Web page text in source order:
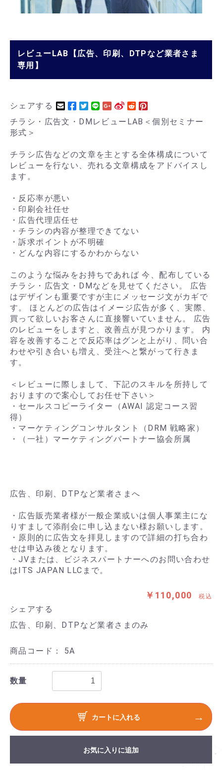
レビューLAB【広告、印刷、DTPなど業者さま
専用】
シェアする
チラシ・広告文・DMレビューLAB＜個別セミナー
形式＞
チラシ広告などの文章を主とする全体構成について
レビューを行ない、売れる文章構成をアドバイスし
ます。
・反応率が悪い
・印刷会社任せ
・広告代理店任せ
・チラシの内容が整理できてない
・訴求ポイントが不明確
・どんな内容にするかわからない
このような悩みをお持ちであれば 今、配布している
チラシ・広告文・DMなどを見せてください。 広告
はデザインも重要ですが主にメッセージ文がカギで
す。 ほとんどの広告はイメージ広告が多く、実際、
買って欲しいお客さんに直接響いていません。 広告
のレビューをしますと、改善点が見つかります。 内
容を改善することで反応率はグンと上がり、問い合
わせや引き合いも増え、受注へと繋がって行きま
す。
＜レビューに際しまして、下記のスキルを所持して
おりますので案心してお任せ下さい＞
・セールスコピーライター（AWAI 認定コース習
得）
・マーケティングコンサルタント（DRM 戦略家）
・（一社）マーケティングパートナー協会所属
広告、印刷、DTPなど業者さまへ
・広告販売業者様が一般企業或いは個人事業主にな
りすまして添削会に申し込まない様お願いします。
・原則的に広告文を拝見しますので詳細の打ち合わ
せは申込み後となります。
・JVまたは、ビジネスパートナーへのお問い合わせ
はITS JAPAN LLCまで。
￥110,000 税込
シェアする
広告、印刷、DTPなど業者さまのみ
商品コード： 5A
数量
カートに入れる
お気に入りに追加